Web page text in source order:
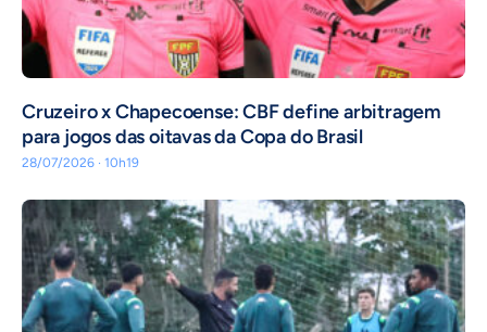
Cruzeiro x Chapecoense: CBF define arbitragem
para jogos das oitavas da Copa do Brasil
28/07/2026 · 10h19